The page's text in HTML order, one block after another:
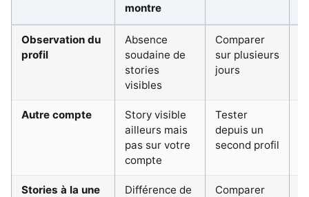
montre
Observation du
profil
Absence
soudaine de
stories
visibles
Comparer
sur plusieurs
jours
Autre compte
Story visible
ailleurs mais
pas sur votre
compte
Tester
depuis un
second profil
Stories à la une
Différence de
Comparer